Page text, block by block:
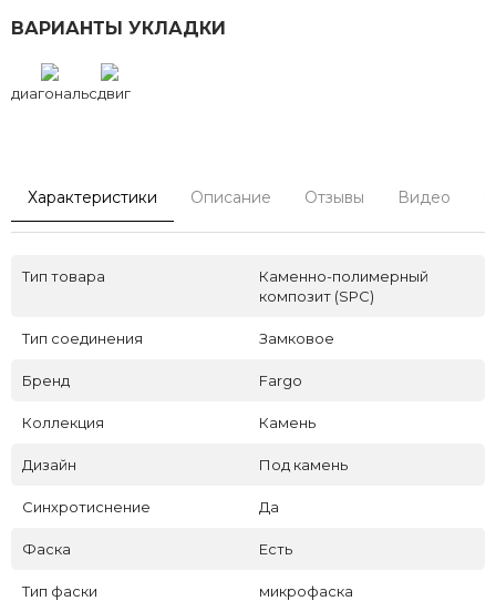
ВАРИАНТЫ УКЛАДКИ
диагональсдвиг
Характеристики Описание Отзывы Видео
Тип товара
Каменно-полимерный
композит (SPC)
Тип соединения Замковое
Бренд Fargo
Коллекция Камень
Дизайн Под камень
Синхротиснение Да
Фаска Есть
Тип фаски микрофаска